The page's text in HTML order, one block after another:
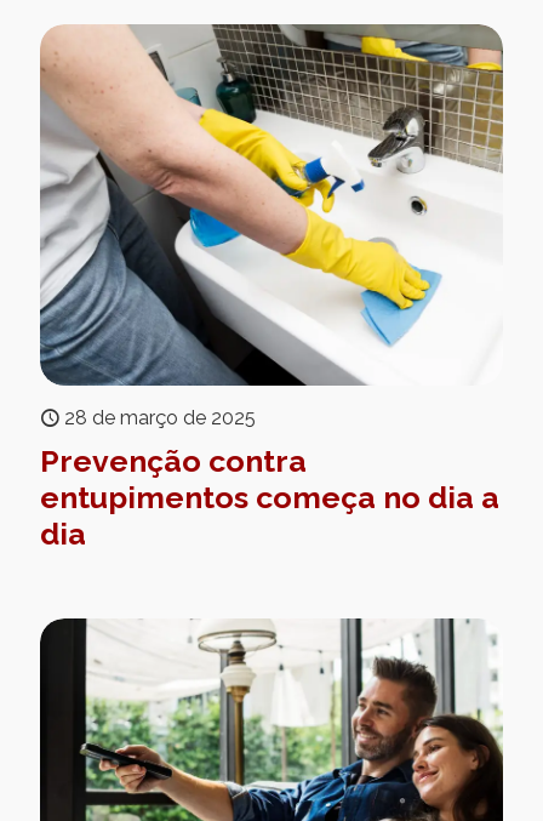
28 de março de 2025
Prevenção contra
entupimentos começa no dia a
dia